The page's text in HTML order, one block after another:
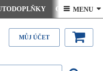
Ceny doručení
Články - návody Kontakt
 MENU 
MŮJ ÚČET